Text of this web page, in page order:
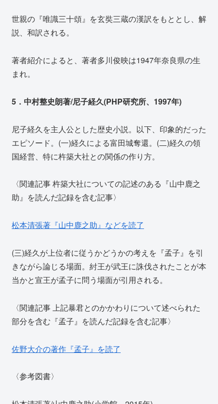
世親の『唯識三十頌』を玄奘三蔵の漢訳をもととし、解
説、和訳される。
著者紹介によると、著者多川俊映は1947年奈良県の生
まれ。
5．中村整史朗著/尼子経久(PHP研究所、1997年)
尼子経久を主人公とした歴史小説。以下、印象的だった
エピソード。(一)経久による富田城奪還。(二)経久の領
国経営、特に杵築大社との関係の作り方。
〈関連記事 杵築大社についての記述のある『山中鹿之
助』を読んだ記録を含む記事〉
松本清張著『山中鹿之助』などを読了
(三)経久が上位者に従うかどうかの考えを『孟子』を引
きながら論じる場面。紂王が武王に誅伐されたことが本
当かと宣王が孟子に問う場面が引用される。
〈関連記事 上記暴君とのかかわりについて述べられた
部分を含む『孟子』を読んだ記録を含む記事〉
佐野大介の著作『孟子』を読了
〈参考図書〉